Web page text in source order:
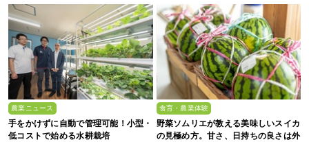
農業ニュース
手をかけずに自動で管理可能！小型・
低コストで始める水耕栽培
食育・農業体験
野菜ソムリエが教える美味しいスイカ
の見極め方。甘さ、日持ちの良さは外